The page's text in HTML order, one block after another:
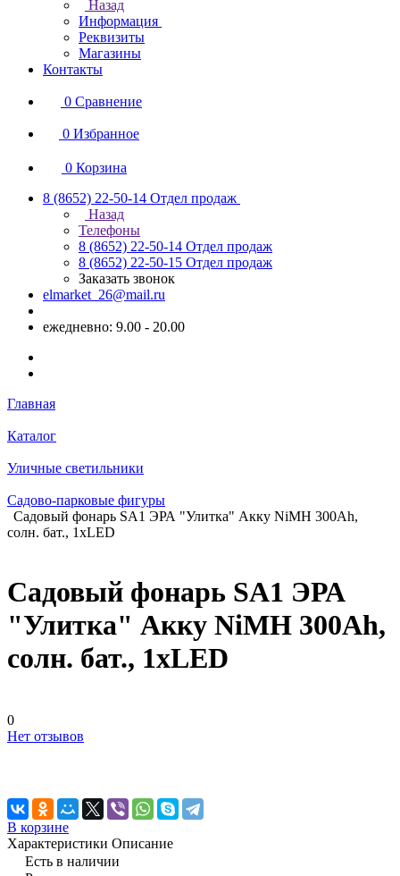
Назад
Информация
Реквизиты
Магазины
Контакты
0 Сравнение
0 Избранное
0 Корзина
8 (8652) 22-50-14 Отдел продаж
Назад
Телефоны
8 (8652) 22-50-14 Отдел продаж
8 (8652) 22-50-15 Отдел продаж
Заказать звонок
elmarket_26@mail.ru
ежедневно: 9.00 - 20.00
Главная
Каталог
Уличные светильники
Садово-парковые фигуры
Садовый фонарь SA1 ЭРА "Улитка" Акку NiMH 300Ah,
солн. бат., 1хLED
Садовый фонарь SA1 ЭРА
"Улитка" Акку NiMH 300Ah,
солн. бат., 1хLED
0
Нет отзывов
В корзине
Характеристики Описание
Есть в наличии